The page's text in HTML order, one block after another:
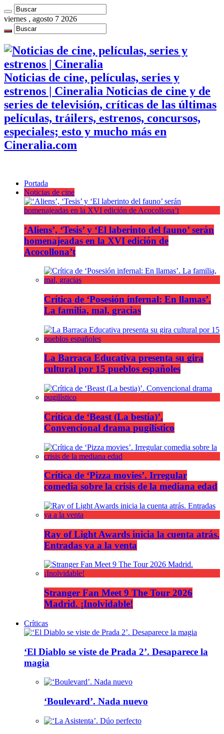
viernes , agosto 7 2026
Noticias de cine, películas, series y
estrenos | Cineralia Noticias de cine y de
series de televisión, críticas de las últimas
películas, tráilers, estrenos, concursos,
especiales; esto y mucho más en
Cineralia.com
Portada
Noticias de cine
‘Aliens’, ‘Tesis’ y ‘El laberinto del fauno’ serán
homenajeadas en la XVI edición de
Acocollona’t
Crítica de ‘Posesión infernal: En llamas’.
La familia, mal, gracias
La Barraca Educativa presenta su gira
cultural por 15 pueblos españoles
Crítica de ‘Beast (La bestia)’.
Convencional drama pugilístico
Crítica de ‘Pizza movies’. Irregular
comedia sobre la crisis de la mediana edad
Ray of Light Awards inicia la cuenta atrás.
Entradas ya a la venta
Stranger Fan Meet 9 The Tour 2026
Madrid. ¡Inolvidable!
Críticas
‘El Diablo se viste de Prada 2’. Desaparece la
magia
‘Boulevard’. Nada nuevo